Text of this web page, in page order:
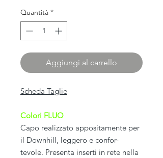
Quantità *
Aggiungi al carrello
Scheda Taglie
Colori FLUO
Capo realizzato appositamente per
il Downhill, leggero e confor-
tevole. Presenta inserti in rete nella